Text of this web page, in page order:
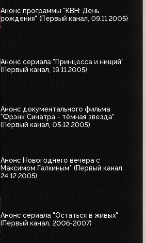
Анонс программы "КВН: День
рождения" (Первый канал, 09.11.2005)
Анонс сериала "Принцесса и нищий"
(Первый канал, 19.11.2005)
Анонс документального фильма
"Фрэнк Синатра - тёмная звезда"
(Первый канал, 05.12.2005)
Анонс Новогоднего вечера с
Максимом Галкиным* (Первый канал,
24.12.2005)
Анонс сериала "Остаться в живых"
(Первый канал, 2006-2007)